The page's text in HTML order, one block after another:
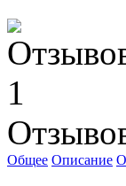
Общее Описание